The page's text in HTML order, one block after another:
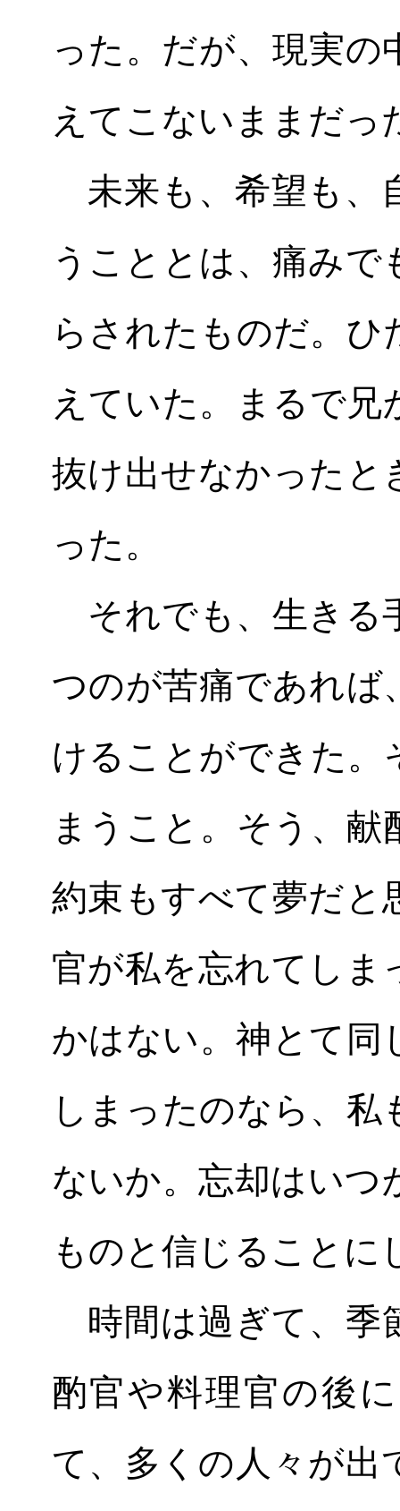
った。だが、現実
えてこないままだっ
未来も、希望も、
うこととは、痛み
らされたものだ。
えていた。まるで
抜け出せなかったと
った。
それでも、生きる
つのが苦痛であれば
けることができた。
まうこと。そう、
約束もすべて夢だと
官が私を忘れてしま
かはない。神とて同
しまったのなら、
ないか。忘却はいつ
ものと信じることに
時間は過ぎて、季
酌官や料理官の後
て、多くの人々が出